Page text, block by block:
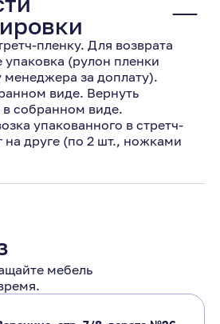
пленку. Для возврата
упаковка (рулон пленки
за доплату).
виде. Вернуть
собранном виде.
упакованного в стретч-
на друге (по 2 шт., ножками
мебель